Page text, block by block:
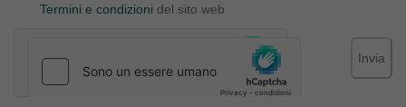
Termini e condizioni del sito web
Invia